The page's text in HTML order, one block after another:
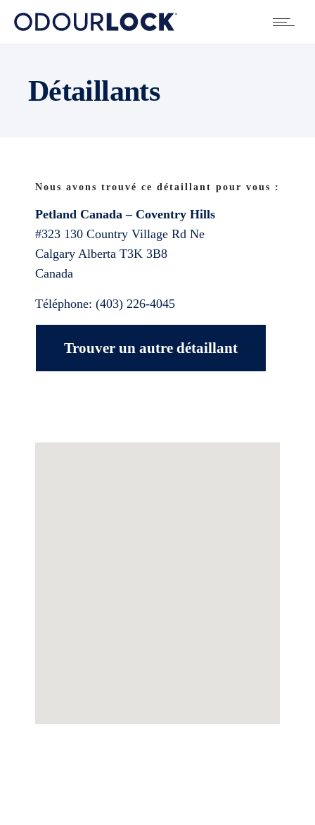
Détaillants
Nous avons trouvé ce détaillant pour vous :
Petland Canada – Coventry Hills
#323 130 Country Village Rd Ne
Calgary Alberta T3K 3B8
Canada
Téléphone: (403) 226-4045
Trouver un autre détaillant